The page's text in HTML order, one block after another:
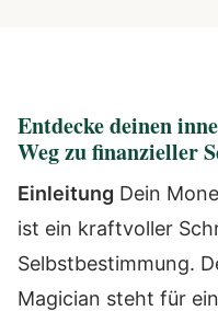
Entdecke deinen
Weg zu finanzieller
Einleitung Dein
ist ein kraftvoller
Selbstbestimmung.
Magician steht für